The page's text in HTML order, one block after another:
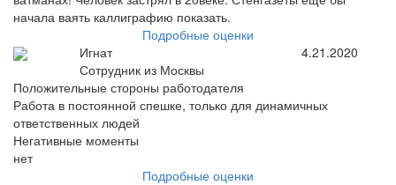
начала ваять каллиграфию показать.
Подробные оценки
Игнат
Сотрудник из Москвы
4.21.2020
Положительные стороны работодателя
Работа в постоянной спешке, только для динамичных
ответственных людей
Негативные моменты
нет
Подробные оценки